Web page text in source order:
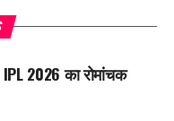
IPL 2026 का रोमांचक